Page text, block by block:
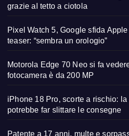
grazie al tetto a ciotola
Pixel Watch 5, Google sfida
teaser: “sembra un orologio”
Motorola Edge 70 Neo si fa
fotocamera è da 200 MP
iPhone 18 Pro, scorte a rischio:
potrebbe far slittare le consegne
Patente a 17 anni, multe e